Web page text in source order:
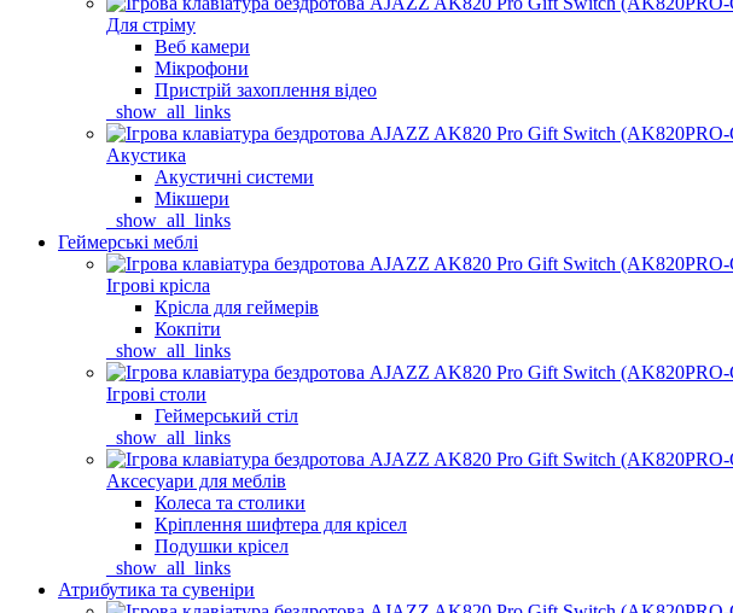
Для стріму
Веб камери
Мікрофони
Пристрій захоплення відео
_show_all_links
Акустика
Акустичні системи
Мікшери
_show_all_links
Геймерські меблі
Ігрові крісла
Крісла для геймерів
Кокпіти
_show_all_links
Ігрові столи
Геймерський стіл
_show_all_links
Аксесуари для меблів
Колеса та столики
Кріплення шифтера для крісел
Подушки крісел
_show_all_links
Атрибутика та сувеніри